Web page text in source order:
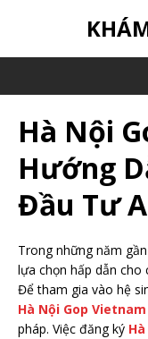
Hà Nội
Hướng
Đầu Tư
Trong những năm
lựa chọn hấp dẫn
Để tham gia vào hệ
Hà Nội Gop Vietnam
pháp. Việc đăng ký